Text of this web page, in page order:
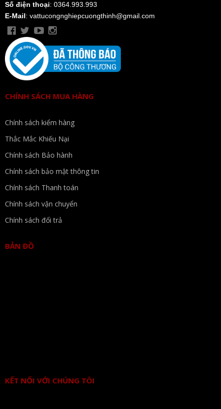
Số điện thoại: 0364.993.993
E-Mail: vattucongnghiepcuongthinh@gmail.com
CHÍNH SÁCH MUA HÀNG
Chính sách kiểm hàng
Thắc Mắc Khiếu Nại
Chính sách Bảo hành
Chính sách bảo mật thông tin
Chính sách Thanh toán
Chính sách vận chuyển
Chính sách đổi trả
BẢN ĐỒ
KẾT NỐI VỚI CHÚNG TÔI